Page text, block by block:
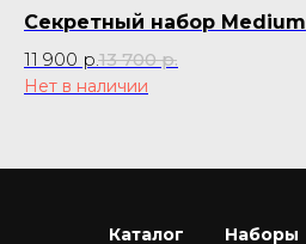
Секретный набор Medium
11 900 р.13 700 р.
Нет в наличии
Каталог Наборы